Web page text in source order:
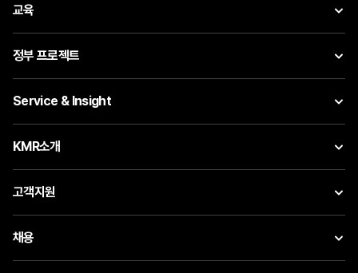
교육
정부 프로젝트
Service & Insight
KMR소개
고객지원
채용